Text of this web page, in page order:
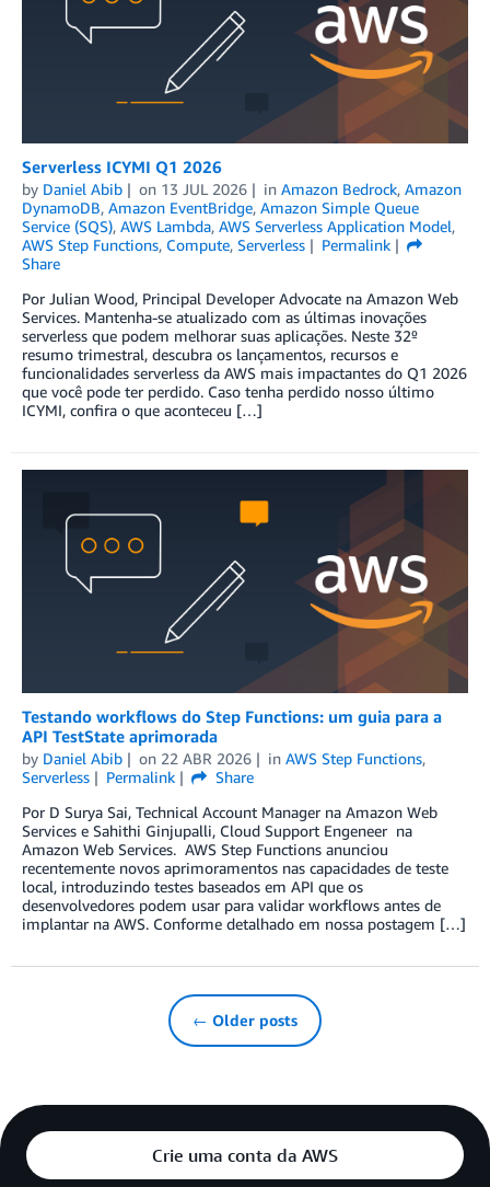
Serverless ICYMI Q1 2026
by Daniel Abib on 13 JUL 2026 in Amazon Bedrock, Amazon
DynamoDB, Amazon EventBridge, Amazon Simple Queue
Service (SQS), AWS Lambda, AWS Serverless Application Model,
AWS Step Functions, Compute, Serverless
Permalink
Share
Por Julian Wood, Principal Developer Advocate na Amazon Web
Services. Mantenha-se atualizado com as últimas inovações
serverless que podem melhorar suas aplicações. Neste 32º
resumo trimestral, descubra os lançamentos, recursos e
funcionalidades serverless da AWS mais impactantes do Q1 2026
que você pode ter perdido. Caso tenha perdido nosso último
ICYMI, confira o que aconteceu […]
Testando workflows do Step Functions: um guia para a
API TestState aprimorada
by Daniel Abib on 22 ABR 2026 in AWS Step Functions,
Serverless
Permalink
Share
Por D Surya Sai, Technical Account Manager na Amazon Web
Services e Sahithi Ginjupalli, Cloud Support Engeneer na
Amazon Web Services. AWS Step Functions anunciou
recentemente novos aprimoramentos nas capacidades de teste
local, introduzindo testes baseados em API que os
desenvolvedores podem usar para validar workflows antes de
implantar na AWS. Conforme detalhado em nossa postagem […]
← Older posts
Crie uma conta da AWS